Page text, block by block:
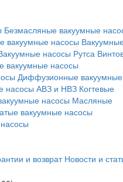
Безмасляные вакуумные
вакуумные насосы
насосы Рутса
вакуумные насосы
Диффузионные вакуумные
насосы АВЗ и НВЗ Когтевые
насосы Масляные
вакуумные насосы
и возврат Новости и